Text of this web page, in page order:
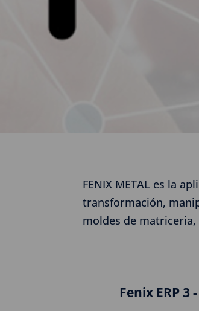
FENIX METAL es la
transformación,
moldes de
Fenix ERP 3